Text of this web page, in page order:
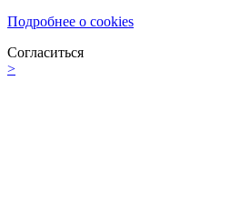
Подробнее о cookies
Согласиться
>